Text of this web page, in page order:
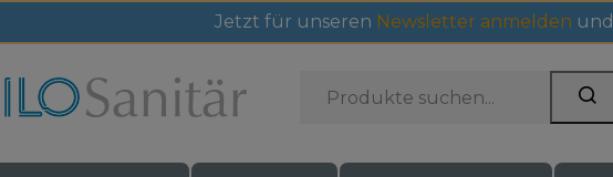
Jetzt für unseren Newsletter anmelden